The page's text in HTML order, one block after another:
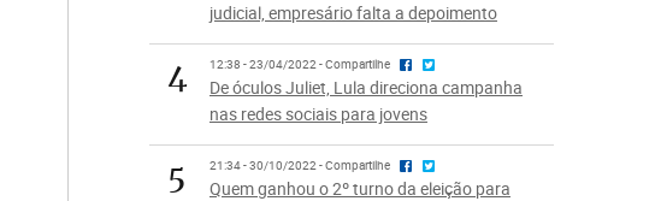
judicial, empresário falta a depoimento
4 12:38 - 23/04/2022 - Compartilhe
De óculos Juliet, Lula direciona campanha
nas redes sociais para jovens
5 21:34 - 30/10/2022 - Compartilhe
Quem ganhou o 2º turno da eleição para